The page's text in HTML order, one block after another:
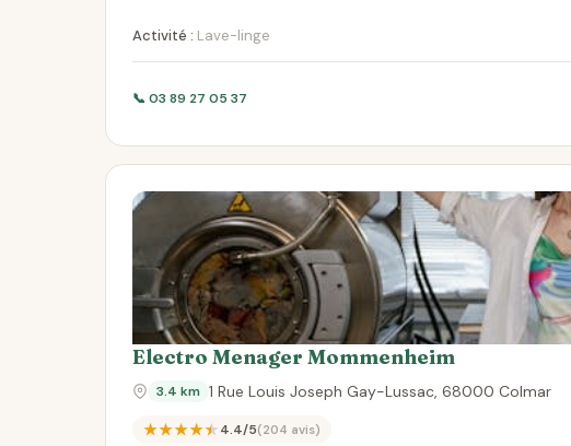
Activité : Lave-linge
📞 03 89 27 05 37
Electro Menager Mommenheim
3.4 km 1 Rue Louis Joseph Gay-Lussac, 68000 Colmar
★★★★★4.4/5(204 avis)